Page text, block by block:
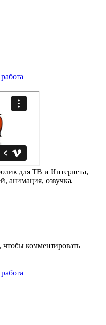
для ТВ и Интернета,
анимация, озвучка.
, чтобы комментировать